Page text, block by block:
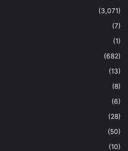
(3,071)
(7)
(1)
(682)
(13)
(8)
(6)
(28)
(50)
(10)